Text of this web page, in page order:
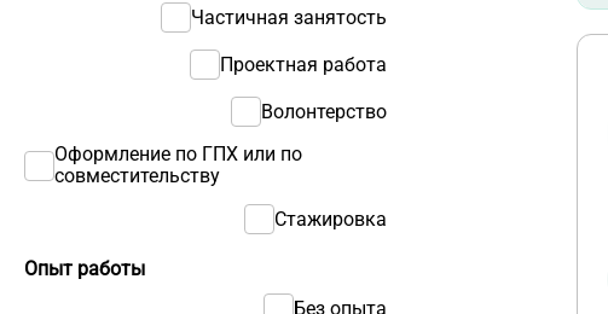
Частичная занятость
Проектная работа
Волонтерство
Оформление по ГПХ или по
совместительству
Стажировка
Опыт работы
Без опыта